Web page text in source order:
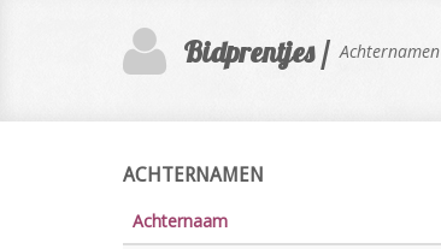
Bidprentjes / Achternamen
ACHTERNAMEN
Achternaam